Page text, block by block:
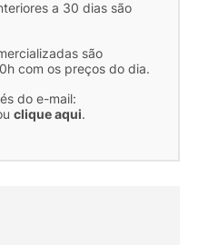
a 30 dias são
são
com os preços do dia.
do e-mail:
clique aqui.